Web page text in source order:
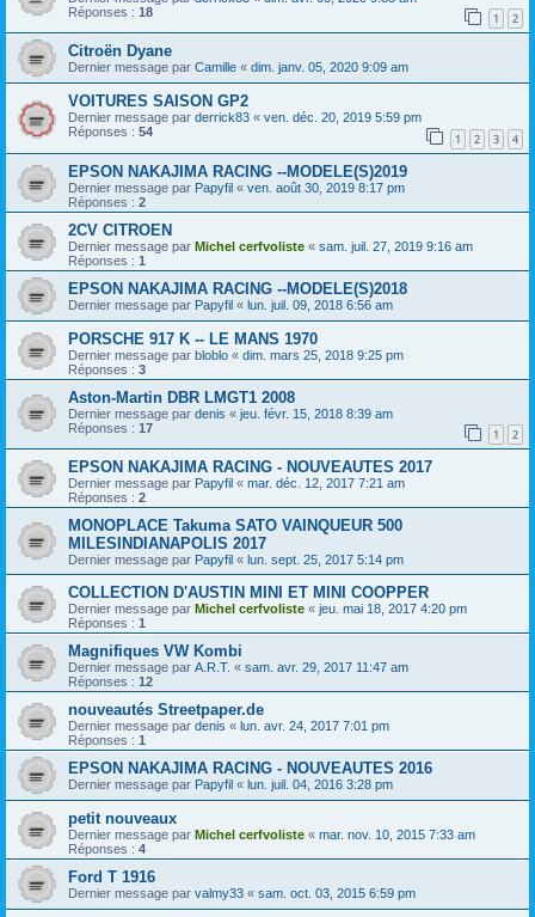
Réponses : 18 1 2
Citroën Dyane
Dernier message par Camille « dim. janv. 05, 2020 9:09 am
VOITURES SAISON GP2
Dernier message par derrick83 « ven. déc. 20, 2019 5:59 pm
Réponses : 54 1 2 3 4
EPSON NAKAJIMA RACING --MODELE(S)2019
Dernier message par Papyfil « ven. août 30, 2019 8:17 pm
Réponses : 2
2CV CITROEN
Dernier message par Michel cerfvoliste « sam. juil. 27, 2019 9:16 am
Réponses : 1
EPSON NAKAJIMA RACING --MODELE(S)2018
Dernier message par Papyfil « lun. juil. 09, 2018 6:56 am
PORSCHE 917 K -- LE MANS 1970
Dernier message par bloblo « dim. mars 25, 2018 9:25 pm
Réponses : 3
Aston-Martin DBR LMGT1 2008
Dernier message par denis « jeu. févr. 15, 2018 8:39 am
Réponses : 17 1 2
EPSON NAKAJIMA RACING - NOUVEAUTES 2017
Dernier message par Papyfil « mar. déc. 12, 2017 7:21 am
Réponses : 2
MONOPLACE Takuma SATO VAINQUEUR 500
MILESINDIANAPOLIS 2017
Dernier message par Papyfil « lun. sept. 25, 2017 5:14 pm
COLLECTION D'AUSTIN MINI ET MINI COOPPER
Dernier message par Michel cerfvoliste « jeu. mai 18, 2017 4:20 pm
Réponses : 1
Magnifiques VW Kombi
Dernier message par A.R.T. « sam. avr. 29, 2017 11:47 am
Réponses : 12
nouveautés Streetpaper.de
Dernier message par denis « lun. avr. 24, 2017 7:01 pm
Réponses : 1
EPSON NAKAJIMA RACING - NOUVEAUTES 2016
Dernier message par Papyfil « lun. juil. 04, 2016 3:28 pm
petit nouveaux
Dernier message par Michel cerfvoliste « mar. nov. 10, 2015 7:33 am
Réponses : 4
Ford T 1916
Dernier message par valmy33 « sam. oct. 03, 2015 6:59 pm